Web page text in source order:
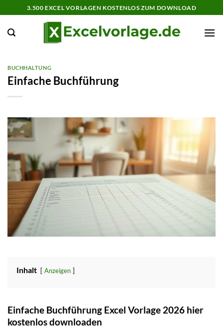
Inhalt
springen
3.500 EXCEL VORLAGEN KOSTENLOS ZUM DOWNLOAD
BUCHHALTUNG
Einfache Buchführung
Inhalt Anzeigen
Einfache Buchführung Excel Vorlage 2026 hier
kostenlos downloaden